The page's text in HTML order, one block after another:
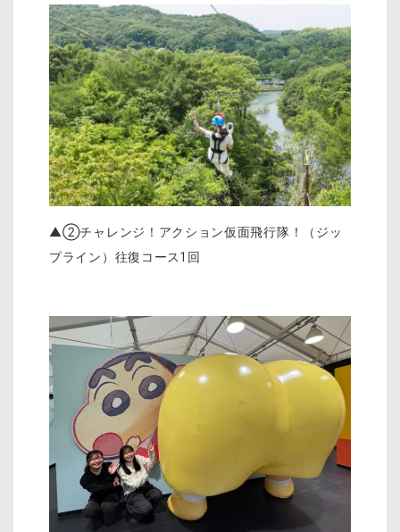
▲②チャレンジ！アクション仮面飛行隊！（ジッ
プライン）往復コース1回